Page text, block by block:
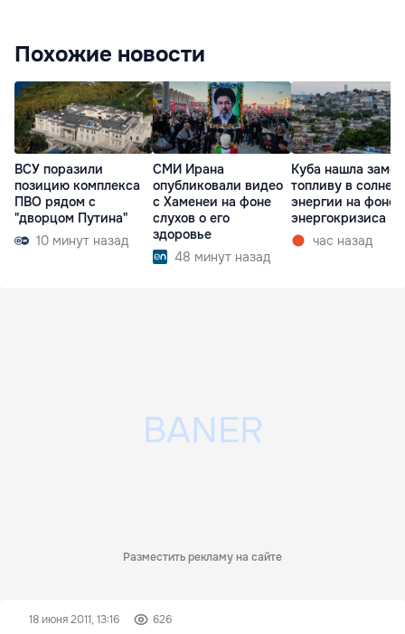
Похожие новости
ВСУ поразили
позицию комплекса
ПВО рядом с
"дворцом Путина"
10 минут назад
СМИ Ирана
опубликовали видео
с Хаменеи на фоне
слухов о его
здоровье
48 минут назад
Куба нашла
топливу в
энергии на фоне
энергокризиса
час назад
Разместить рекламу на сайте
18 июня 2011, 13:16 626